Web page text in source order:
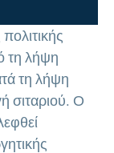
τη λήψη
τη λήψη
σιταριού. Ο